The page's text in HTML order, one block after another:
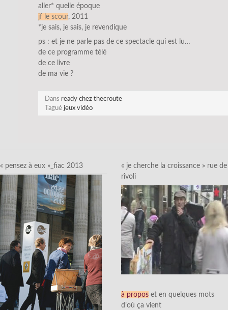
aller* quelle époque
jf le scour, 2011
*je sais, je sais, je revendique
ps : et je ne parle pas de ce spectacle qui est lu…
de ce programme télé
de ce livre
de ma vie ?
Dans ready chez thecroute
Tagué jeux vidéo
« pensez à eux »_fiac 2013
« je cherche la croissance » rue de
rivoli
à propos et en quelques mots
d’où ça vient